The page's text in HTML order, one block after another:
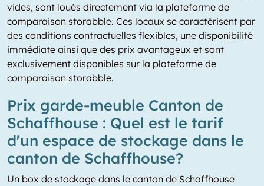
vides, sont loués directement via la plateforme de
comparaison storabble. Ces locaux se caractérisent par
des conditions contractuelles flexibles, une disponibilité
immédiate ainsi que des prix avantageux et sont
exclusivement disponibles sur la plateforme de
comparaison storabble.
Prix garde-meuble Canton de
Schaffhouse : Quel est le tarif
d'un espace de stockage dans le
canton de Schaffhouse?
Un box de stockage dans le canton de Schaffhouse